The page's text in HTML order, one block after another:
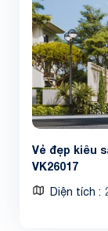
Vẻ đẹp kiêu
VK26017
Diện tích